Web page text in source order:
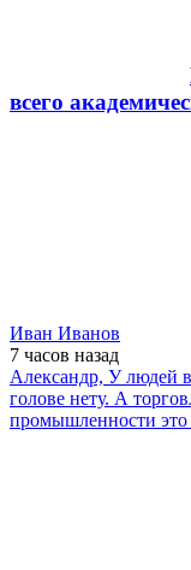
всего
Иван Иванов
7 часов назад
Александр, У людей
голове нету. А
промышленности это